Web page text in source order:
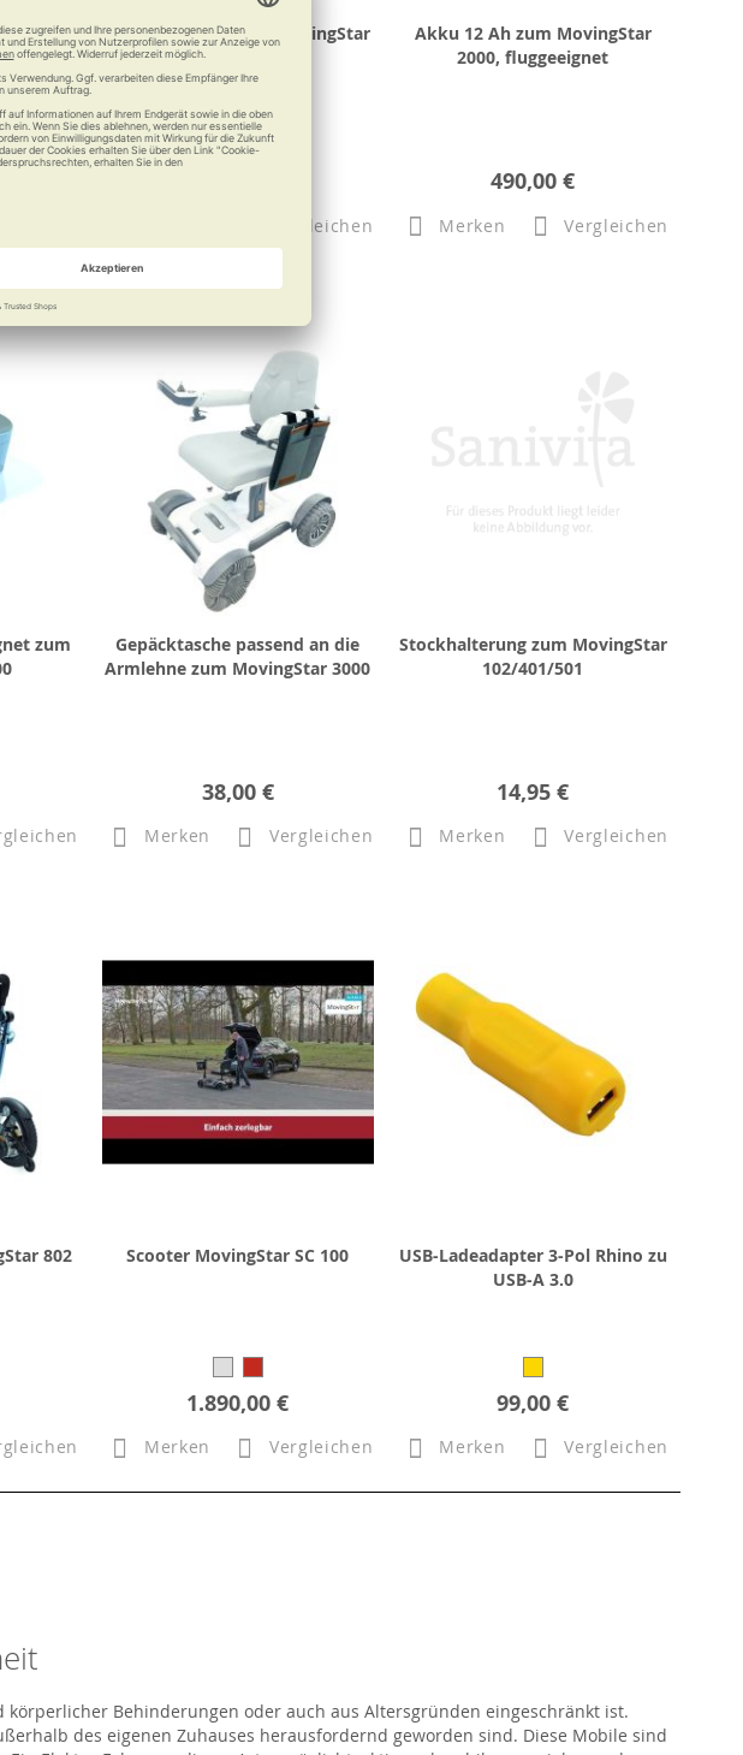
Sitz-Heizkissen zum MovingStar
Vergleichen
Akku 12 Ah zum MovingStar
2000, fluggeeignet
490,00 €
Merken Vergleichen
zum
Gepäcktasche passend an die
Armlehne zum MovingStar 3000
38,00 €
Merken Vergleichen
Stockhalterung zum MovingStar
102/401/501
14,95 €
Merken Vergleichen
802 Scooter MovingStar SC 100
1.890,00 €
Merken Vergleichen
USB-Ladeadapter 3-Pol Rhino zu
USB-A 3.0
99,00 €
Merken Vergleichen
Behinderungen oder auch aus Altersgründen eingeschränkt ist.
des eigenen Zuhauses herausfordernd geworden sind. Diese Mobile sind